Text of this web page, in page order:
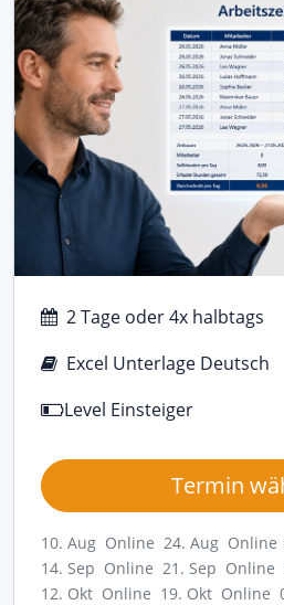
2 Tage oder 4x halbtags
Excel Unterlage Deutsch
Level Einsteiger
Termin
10. Aug Online 24. Aug Online
14. Sep Online 21. Sep Online
12. Okt Online 19. Okt Online